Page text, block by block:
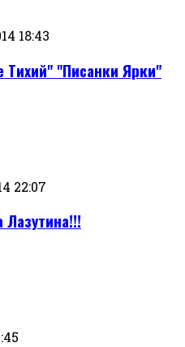
18:43
Тихий" "Писанки Ярки"
22:07